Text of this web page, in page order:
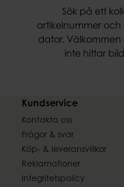
Sök på ett
artikelnummer
dator. Välkommen
inte hittar
Kundservice
Kontakta oss
Frågor & svar
Köp- & leveransvillkor
Reklamationer
Integritetspolicy